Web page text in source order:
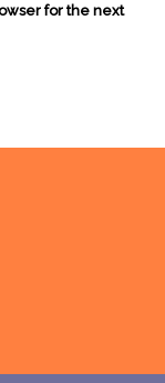
for the next